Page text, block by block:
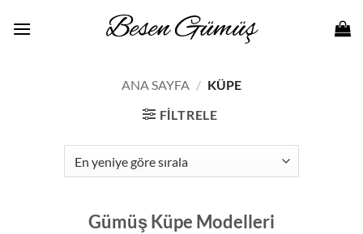
atla
ANA SAYFA / KÜPE
FILTRELE
Gümüş Küpe Modelleri